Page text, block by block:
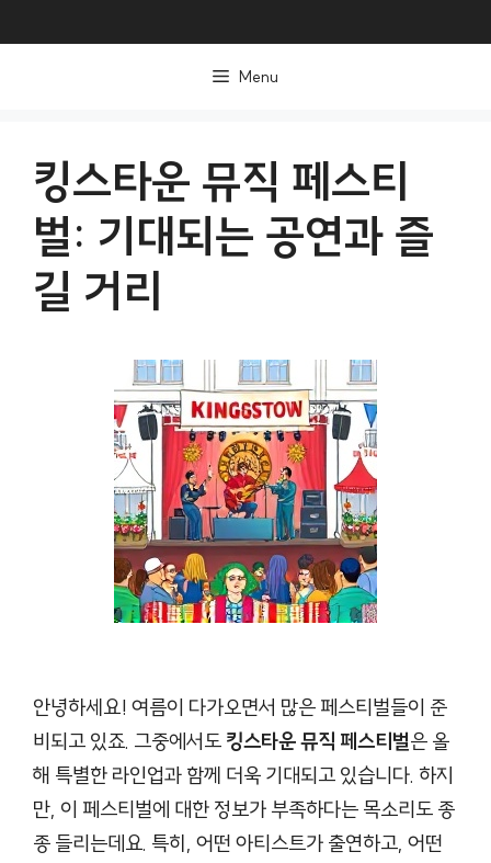
Menu
킹스타운 뮤직 페스티
벌: 기대되는 공연과 즐
길 거리
안녕하세요! 여름이 다가오면서 많은 페스티벌들이 준
비되고 있죠. 그중에서도 킹스타운 뮤직 페스티벌은 올
해 특별한 라인업과 함께 더욱 기대되고 있습니다. 하지
만, 이 페스티벌에 대한 정보가 부족하다는 목소리도 종
종 들리는데요. 특히, 어떤 아티스트가 출연하고, 어떤